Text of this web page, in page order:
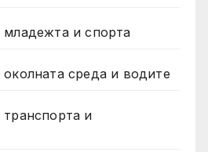
и спорта
среда и водите
и